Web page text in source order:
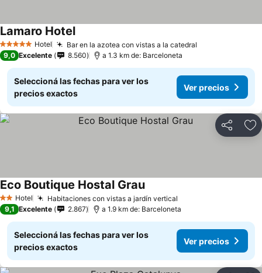
5 Estrellas Hotel Bar en la azotea con vistas a la catedral
Lamaro Hotel
9,0 Excelente 8.560 a 1.3 km de: Barceloneta
Seleccioná las fechas para ver los
precios exactos
Ver precios
Compartir
2 Estrellas
Hotel Habitaciones con vistas a jardín vertical
Eco Boutique Hostal Grau
9,1 Excelente 2.867 a 1.9 km de: Barceloneta
Seleccioná las fechas para ver los
precios exactos
Ver precios